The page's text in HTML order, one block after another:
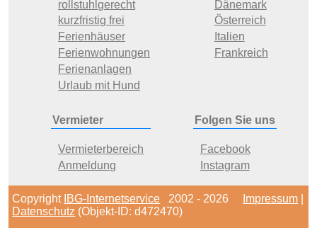
rollstuhlgerecht
kurzfristig frei
Ferienhäuser
Ferienwohnungen
Ferienanlagen
Urlaub mit Hund
Dänemark
Österreich
Italien
Frankreich
Vermieter
Vermieterbereich
Anmeldung
Folgen Sie uns
Facebook
Instagram
Copyright IBG-Internetservice 2002 - 2026 Impressum
Datenschutz (Objekt-ID: d472470)